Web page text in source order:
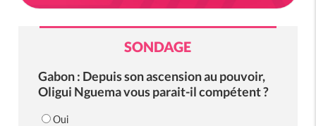
SONDAGE
Gabon : Depuis son ascension au pouvoir,
Oligui Nguema vous parait-il compétent ?
Oui